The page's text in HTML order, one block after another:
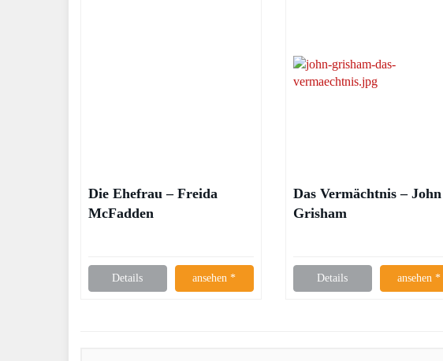
Die Ehefrau – Freida
McFadden
Details ansehen *
Das Vermächtnis – John
Grisham
Details ansehen *